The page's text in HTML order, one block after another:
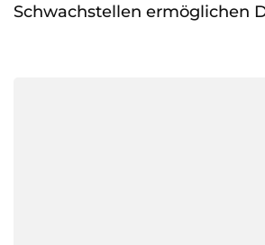
Schwachstellen ermöglichen